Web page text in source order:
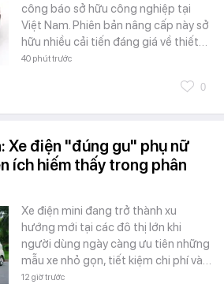
công báo sở hữu công nghiệp tại
Việt Nam. Phiên bản nâng cấp này sở
hữu nhiều cải tiến đáng giá về thiết…
40 phút trước
0
Xe điện "đúng gu" phụ nữ
ích hiếm thấy trong phân
Xe điện mini đang trở thành xu
hướng mới tại các đô thị lớn khi
người dùng ngày càng ưu tiên những
mẫu xe nhỏ gọn, tiết kiệm chi phí và…
12 giờ trước